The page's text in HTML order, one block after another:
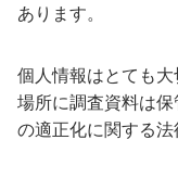
あります。
個人情報はとても
場所に調査資料は
の適正化に関する法